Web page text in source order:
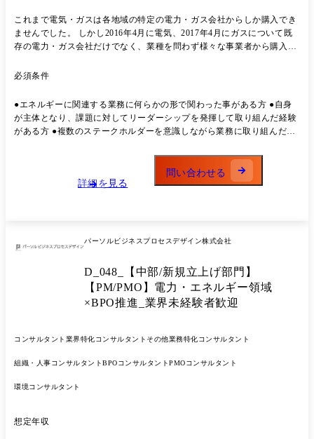
これまで電気・ガスは各地域の特定の電力・ガス会社からしか購入でき
ませんでした。 しかし2016年4月に電気、2017年4月にガスについて既
存の電力・ガス会社だけでなく、業種を問わず様々な事業者から購入で
ュートラルなどの環境に関わる取り組みや地球規模でのエネルギー問題
ネルギーマーケットも盛り上がりを見せています。 そういった領域で成
長を続ける民間企業と共に、ビジネスパートナーとして支援をするのが
私たちの仕事です。 理想のプランを提案して終わりではなく、クライア
で行えるのがこの仕事の醍醐味。 各チームが役割分担し、連携を密に行
うことでミッションの達成を目指していきます。 【具体的には】 エネ
ルギーに関連する民間企業にて、事業推進を行うビジネス支援として事
みます。 クライアントの声に耳を傾け、現場の業務フローや組織状況か
ため、様々な立場の人たちをチームとしてまとめていただく役割もあり
ます。 <各チームの役割> プロジェクトは原則年単位で進行。 工程や役
割によってチームが分かれており、経験や適性を考慮した上でアサイン
めの用地選定 ●エネルギー設備導入に係る施工管理(工事会社との各種調
ー関連プロジェクトの推進/品質管理 等 ◆プロジェクト例 ◎電力小売
務品質改善 ◎PPA事業アフターサービス業務構築支援 担当職種の変更
の定める職種)
必須条件
●エネルギーに関連する業務に何らかの形で関わった事がある方 ●自身
が主体となり、課題に対してリーダーシップを発揮して取り組んだ経験
がある方 ●複数のステークホルダーを意識しながら業務に取り組んだ経
詳細を見る
問い合わせる
パーソルビジネスプロセスデザイン株式会社
D_048_【中部/新規立上げ部門】
【PM/PMO】電力・エネルギー領域
×BPO推進_業界未経験者歓迎
コンサルタント 業界特化コンサルタント その他業務特化コンサルタント
組織・人事コンサルタントBPOコンサルタントPMOコンサルタント
環境コンサルタント
想定年収